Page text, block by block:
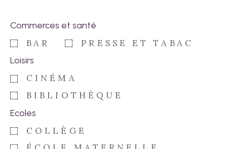
Commerces et santé
BAR
PRESSE ET TABAC
Loisirs
CINÉMA
BIBLIOTHÈQUE
Ecoles
COLLÈGE